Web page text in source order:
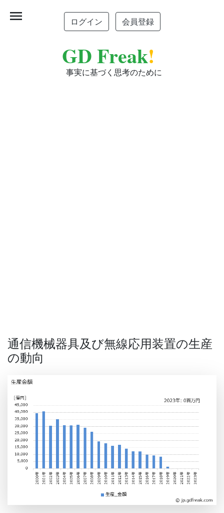
ログイン 会員登録
GD Freak!
事実に基づく思考のために
menu
通信機械器具及び無線応用装置の生産
の動向